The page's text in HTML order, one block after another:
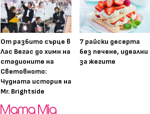
От разбито сърце в
Лас Вегас до химн на
стадионите на
Световното:
Чудната история на
Mr. Brightside
7 райски десерта
без печене, идеални
за жегите